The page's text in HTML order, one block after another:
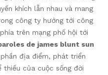
khích lẫn nhau và mang
công ty hướng tới công
trên mạng phố hội tới
de james blunt sun
địa điểm, phát triển
của cuộc sống đời